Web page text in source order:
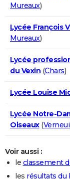
Mureaux)
Lycée François
Mureaux)
Lycée
du Vexin (Chars)
Lycée Louise
Lycée Notre-
Oiseaux(
Voir aussi :
le classement
les résultats du